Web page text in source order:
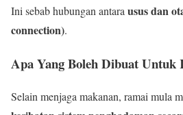
Ini sebab hubungan antara usus dan
connection).
Apa Yang Boleh Dibuat
Selain menjaga makanan, ramai mula